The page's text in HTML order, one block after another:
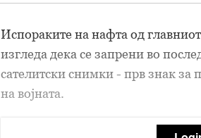
Испораките на нафта од
изгледа дека се запрени во
сателитски снимки - прв знак за
на војната.